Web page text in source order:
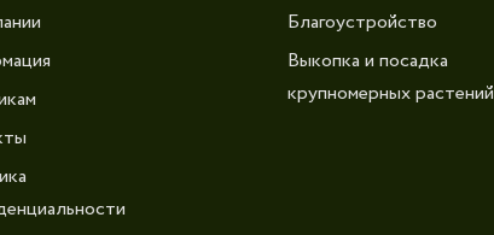
Благоустройство
Выкопка и посадка
крупномерных растений